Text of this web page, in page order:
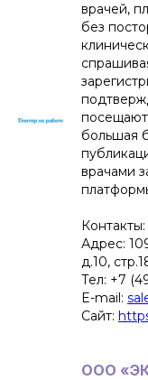
врачей,
без
посещают
большая
врачами
Контакты:
Адрес:
д.10,
Тел: +7
E-mail:
Сайт:
ООО